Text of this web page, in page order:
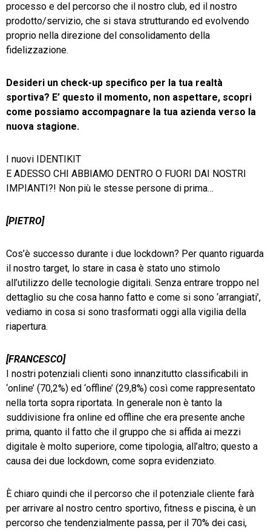
processo e del percorso che il nostro club, ed il nostro
prodotto/servizio, che si stava strutturando ed evolvendo
proprio nella direzione del consolidamento della
fidelizzazione.
Desideri un check-up specifico per la tua realtà
sportiva? E’ questo il momento, non aspettare, scopri
come possiamo accompagnare la tua azienda verso la
nuova stagione.
I nuovi IDENTIKIT
E ADESSO CHI ABBIAMO DENTRO O FUORI DAI NOSTRI
IMPIANTI?! Non più le stesse persone di prima…
[PIETRO]
Cos’è successo durante i due lockdown? Per quanto riguarda
il nostro target, lo stare in casa è stato uno stimolo
all’utilizzo delle tecnologie digitali. Senza entrare troppo nel
dettaglio su che cosa hanno fatto e come si sono ‘arrangiati’,
vediamo in cosa si sono trasformati oggi alla vigilia della
riapertura.
[FRANCESCO]
I nostri potenziali clienti sono innanzitutto classificabili in
‘online’ (70,2%) ed ‘offline’ (29,8%) così come rappresentato
nella torta sopra riportata. In generale non è tanto la
suddivisione fra online ed offline che era presente anche
prima, quanto il fatto che il gruppo che si affida ai mezzi
digitale è molto superiore, come tipologia, all’altro; questo a
causa dei due lockdown, come sopra evidenziato.
È chiaro quindi che il percorso che il potenziale cliente farà
per arrivare al nostro centro sportivo, fitness e piscina, è un
percorso che tendenzialmente passa, per il 70% dei casi,